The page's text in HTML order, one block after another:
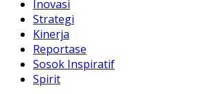
Inovasi
Strategi
Kinerja
Reportase
Sosok Inspiratif
Spirit